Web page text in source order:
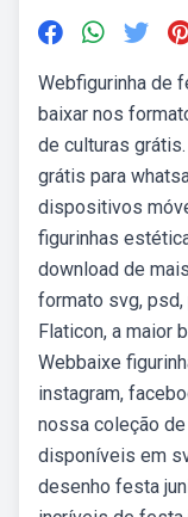
Webfigurinha de
baixar nos
de culturas
grátis para
dispositivos
figurinhas
download de
formato svg,
Flaticon, a maior
Webbaixe
instagram,
nossa coleção
disponíveis em
desenho festa